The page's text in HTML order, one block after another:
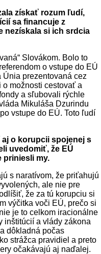
získať rozum ľudí,
sa financuje z
nezískala si ich srdcia
Slovákom. Bolo to
o vstupe do EÚ
prezentovaná cez
možnosti cestovať a
a sľubovali rýchle
Mikuláša Dzurindu
vstupe do EÚ. Toto ľudí
o korupcii spojenej s
uvedomiť, že EÚ
priniesli my.
s naratívom, že priťahujú
ale nie pre
že za tú korupciu si
výčitka voči EÚ, prečo si
je to celkom iracionálne
inštitúcií a vlády zákona
dôkladná počas
strážca pravidiel a preto
očakávajú aj naďalej.